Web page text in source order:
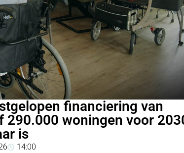
financiering van
290.000 woningen voor
is
14:00